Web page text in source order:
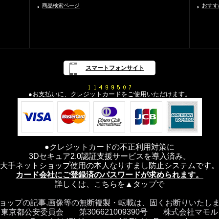
商品検索ページ
おす
スマートフォンサイト
●お支払いに、クレジットカードをご使用いただけます。
●クレジットカードの不正利用対策に
3Dセキュア2.0認証支援サービスを導入済み。
大手ネットショップ使用の本人なりすまし防止システムです。
カード会社にご登録済のパスワードが求められます。
詳しくは、こちらを▲タップで
ップの記事,画像等の無断複製・転載は、固くお断りいたしま
東京都公安委員会 第306621009390号 株式会社マモル